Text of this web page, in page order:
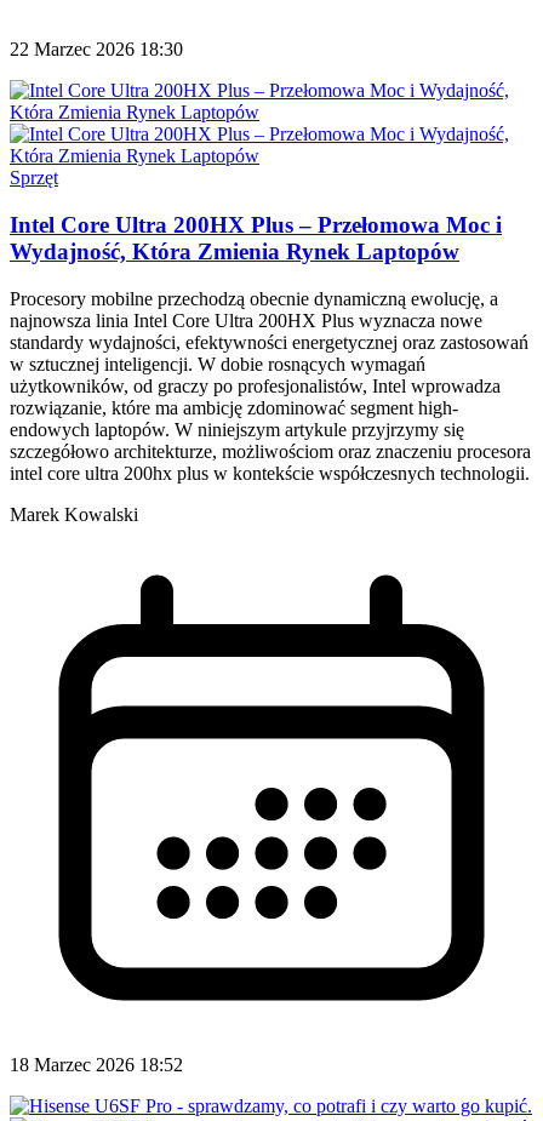
22 Marzec 2026 18:30
Sprzęt
Intel Core Ultra 200HX Plus – Przełomowa Moc i
Wydajność, Która Zmienia Rynek Laptopów
Procesory mobilne przechodzą obecnie dynamiczną ewolucję, a
najnowsza linia Intel Core Ultra 200HX Plus wyznacza nowe
standardy wydajności, efektywności energetycznej oraz zastosowań
w sztucznej inteligencji. W dobie rosnących wymagań
użytkowników, od graczy po profesjonalistów, Intel wprowadza
rozwiązanie, które ma ambicję zdominować segment high-
endowych laptopów. W niniejszym artykule przyjrzymy się
szczegółowo architekturze, możliwościom oraz znaczeniu procesora
intel core ultra 200hx plus w kontekście współczesnych technologii.
Marek Kowalski
18 Marzec 2026 18:52